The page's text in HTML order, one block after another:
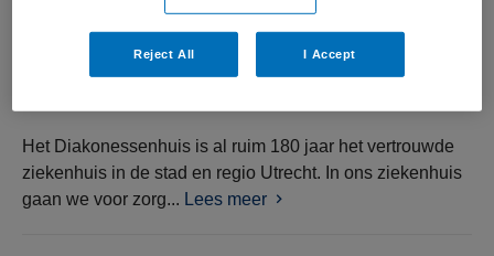
Het Diakonessenhuis is al ruim 180 jaar het vertrouwde
ziekenhuis in de stad en regio Utrecht. In ons ziekenhuis
gaan we voor zorg... Lees meer
Reject All I Accept